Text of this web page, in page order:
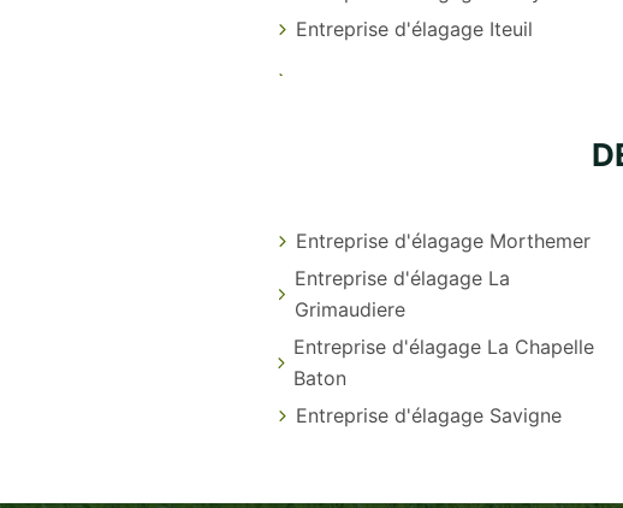
Entreprise d'élagage Iteuil
Entreprise d'élagage Morthemer
Entreprise d'élagage La
Grimaudiere
Entreprise d'élagage La Chapelle
Baton
Entreprise d'élagage Savigne